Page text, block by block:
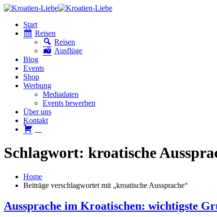
Start
Reisen
Reisen
Ausflüge
Blog
Events
Shop
Werbung
Mediadaten
Events bewerben
Über uns
Kontakt
Schlagwort: kroatische
Home
Beiträge verschlagwortet mit „kroatische Aussprache“
Aussprache im Kroatischen: wichtigste